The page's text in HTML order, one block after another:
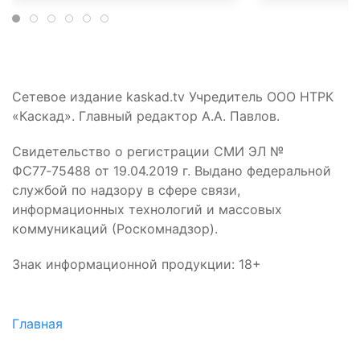
Сетевое издание kaskad.tv Учредитель ООО НТРК
«Каскад». Главный редактор А.А. Павлов.
Свидетельство о регистрации СМИ ЭЛ №
ФС77‑75488 от 19.04.2019 г. Выдано федеральной
службой по надзору в сфере связи,
информационных технологий и массовых
коммуникаций (Роскомнадзор).
Знак информационной продукции: 18+
Главная